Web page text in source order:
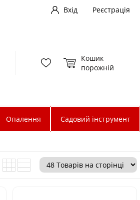
Вхід
Реєстрація
Кошик
порожній
Опалення Садовий інструмент